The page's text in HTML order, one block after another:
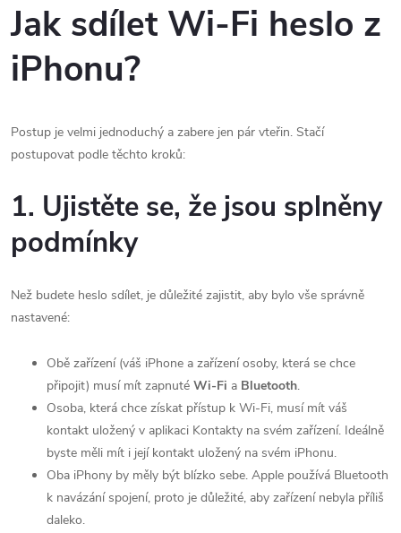
Jak sdílet Wi-Fi heslo z
iPhonu?
Postup je velmi jednoduchý a zabere jen pár vteřin. Stačí
postupovat podle těchto kroků:
1. Ujistěte se, že jsou splněny
podmínky
Než budete heslo sdílet, je důležité zajistit, aby bylo vše správně
nastavené:
Obě zařízení (váš iPhone a zařízení osoby, která se chce
připojit) musí mít zapnuté Wi-Fi a Bluetooth.
Osoba, která chce získat přístup k Wi-Fi, musí mít váš
kontakt uložený v aplikaci Kontakty na svém zařízení. Ideálně
byste měli mít i její kontakt uložený na svém iPhonu.
Oba iPhony by měly být blízko sebe. Apple používá Bluetooth
k navázání spojení, proto je důležité, aby zařízení nebyla příliš
daleko.